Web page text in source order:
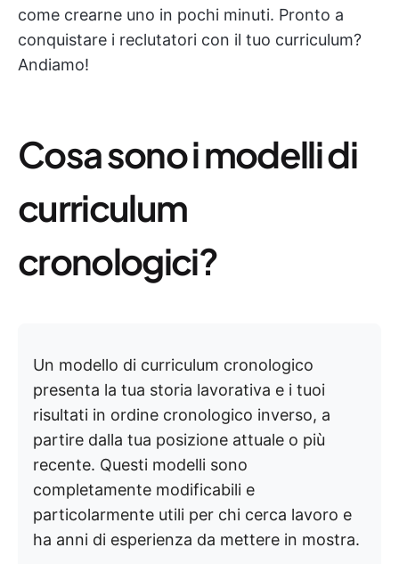
come crearne uno in pochi minuti. Pronto a
conquistare i reclutatori con il tuo curriculum?
Andiamo!
Cosa sono i modelli di
curriculum
cronologici?
Un modello di curriculum cronologico
presenta la tua storia lavorativa e i tuoi
risultati in ordine cronologico inverso, a
partire dalla tua posizione attuale o più
recente. Questi modelli sono
completamente modificabili e
particolarmente utili per chi cerca lavoro e
ha anni di esperienza da mettere in mostra.